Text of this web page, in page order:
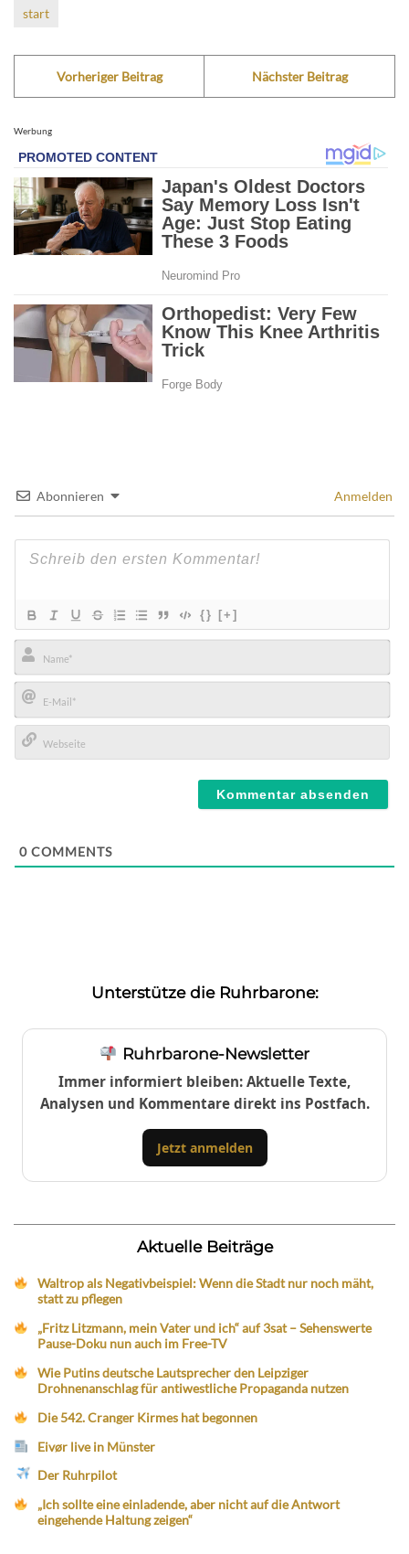
start
Vorheriger Beitrag Nächster Beitrag
Werbung
Abonnieren Anmelden
{} [+]
Name*
E-
Mail*
0 COMMENTS
Unterstütze die Ruhrbarone:
Ruhrbarone-Newsletter
Immer informiert bleiben: Aktuelle Texte,
Analysen und Kommentare direkt ins Postfach.
Jetzt anmelden
Aktuelle Beiträge
Waltrop als Negativbeispiel: Wenn die Stadt nur noch mäht,
statt zu pflegen
„Fritz Litzmann, mein Vater und ich“ auf 3sat – Sehenswerte
Pause-Doku nun auch im Free-TV
Wie Putins deutsche Lautsprecher den Leipziger
Drohnenanschlag für antiwestliche Propaganda nutzen
Die 542. Cranger Kirmes hat begonnen
Eivør live in Münster
Der Ruhrpilot
„Ich sollte eine einladende, aber nicht auf die Antwort
eingehende Haltung zeigen“